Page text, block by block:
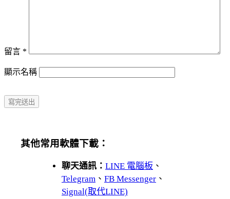
留言 *
顯示名稱
其他常用軟體下載：
聊天通訊： LINE 電腦板 、
Telegram 、 FB Messenger 、
Signal(取代LINE)